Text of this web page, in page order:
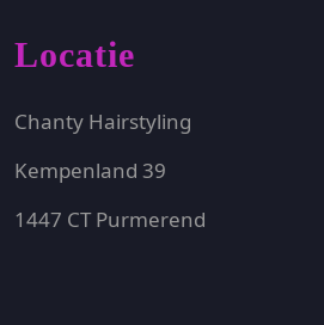
Locatie
Chanty Hairstyling
Kempenland 39
1447 CT Purmerend